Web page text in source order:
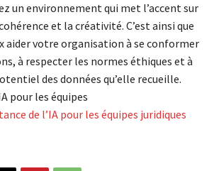
un environnement qui met l’accent sur
et la créativité. C’est ainsi que
aider votre organisation à se conformer
à respecter les normes éthiques et à
des données qu’elle recueille.
pour les équipes
de l’IA pour les équipes juridiques